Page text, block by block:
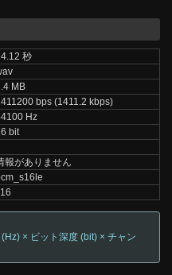
秒
MB
bps (1411.2 kbps)
Hz
bit
報がありません
× ビット深度 (bit) × チャン